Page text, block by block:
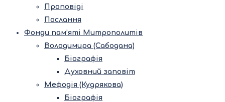
Проповіді
Послання
Фонди пам’яті Митрополитів
Володимира (Сабодана)
Біографія
Духовний заповіт
Мефодія (Кудрякова)
Біографія